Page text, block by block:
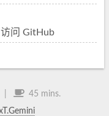
访问 GitHub
45 mins.